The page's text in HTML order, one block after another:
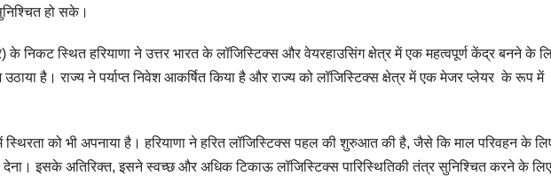
हो सके।
के निकट स्थित हरियाणा ने उत्तर भारत के लॉजिस्टिक्स और वेयरहाउसिंग क्षेत्र में एक महत्वपूर्ण केंद्र बनने के
है। राज्य ने पर्याप्त निवेश आकर्षित किया है और राज्य को लॉजिस्टिक्स क्षेत्र में एक मेजर प्लेयर के रूप में
स्थिरता को भी अपनाया है। हरियाणा ने हरित लॉजिस्टिक्स पहल की शुरुआत की है, जैसे कि माल परिवहन के
देना। इसके अतिरिक्त, इसने स्वच्छ और अधिक टिकाऊ लॉजिस्टिक्स पारिस्थितिकी तंत्र सुनिश्चित करने के लिए